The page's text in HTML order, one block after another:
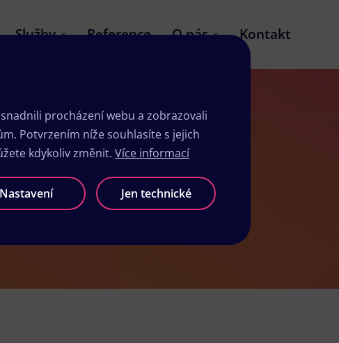
Služby Reference O nás Kontakt
procházení webu a zobrazovali
Potvrzením níže souhlasíte s jejich
kdykoliv změnit. Více informací
Nastavení Jen technické